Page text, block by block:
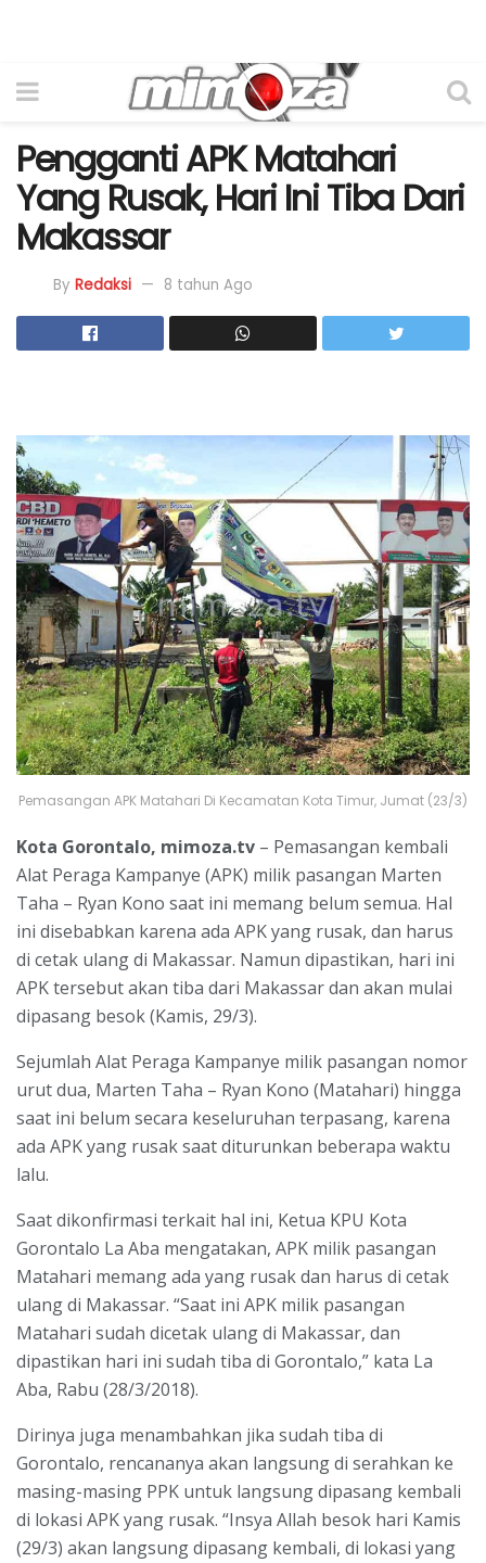
Pengganti APK Matahari
Yang Rusak, Hari Ini Tiba Dari
Makassar
By Redaksi 8 tahun Ago
Pemasangan APK Matahari Di Kecamatan Kota Timur, Jumat (23/3)
Kota Gorontalo, mimoza.tv – Pemasangan kembali
Alat Peraga Kampanye (APK) milik pasangan Marten
Taha – Ryan Kono saat ini memang belum semua. Hal
ini disebabkan karena ada APK yang rusak, dan harus
di cetak ulang di Makassar. Namun dipastikan, hari ini
APK tersebut akan tiba dari Makassar dan akan mulai
dipasang besok (Kamis, 29/3).
Sejumlah Alat Peraga Kampanye milik pasangan nomor
urut dua, Marten Taha – Ryan Kono (Matahari) hingga
saat ini belum secara keseluruhan terpasang, karena
ada APK yang rusak saat diturunkan beberapa waktu
lalu.
Saat dikonfirmasi terkait hal ini, Ketua KPU Kota
Gorontalo La Aba mengatakan, APK milik pasangan
Matahari memang ada yang rusak dan harus di cetak
ulang di Makassar. “Saat ini APK milik pasangan
Matahari sudah dicetak ulang di Makassar, dan
dipastikan hari ini sudah tiba di Gorontalo,” kata La
Aba, Rabu (28/3/2018).
Dirinya juga menambahkan jika sudah tiba di
Gorontalo, rencananya akan langsung di serahkan ke
masing-masing PPK untuk langsung dipasang kembali
di lokasi APK yang rusak. “Insya Allah besok hari Kamis
(29/3) akan langsung dipasang kembali, di lokasi yang